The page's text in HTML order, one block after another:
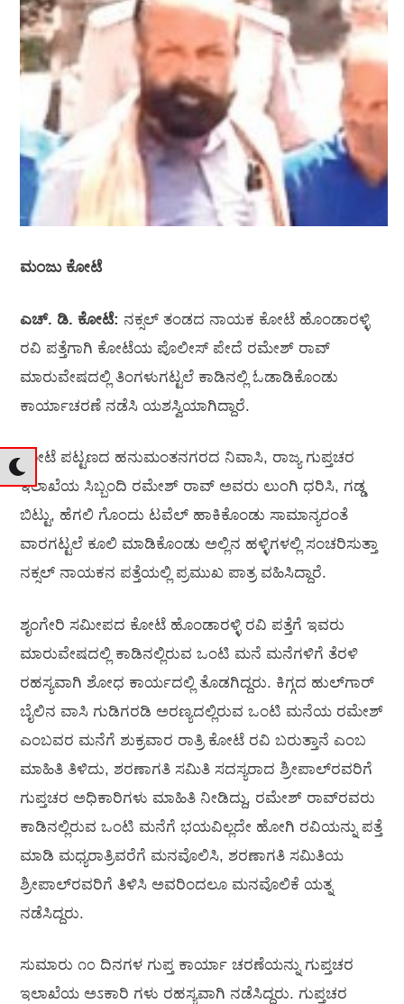
ಮಂಜು ಕೋಟೆ
ಎಚ್. ಡಿ. ಕೋಟೆ: ನಕ್ಸಲ್ ತಂಡದ ನಾಯಕ ಕೋಟೆ ಹೊಂಡಾರಳ್ಳಿ
ರವಿ ಪತ್ತೆಗಾಗಿ ಕೋಟೆಯ ಪೊಲೀಸ್ ಪೇದೆ ರಮೇಶ್ ರಾವ್
ಮಾರುವೇಷದಲ್ಲಿ ತಿಂಗಳುಗಟ್ಟಲೆ ಕಾಡಿನಲ್ಲಿ ಓಡಾಡಿಕೊಂಡು
ಕಾರ್ಯಾಚರಣೆ ನಡೆಸಿ ಯಶಸ್ವಿಯಾಗಿದ್ದಾರೆ.
ಕೋಟೆ ಪಟ್ಟಣದ ಹನುಮಂತನಗರದ ನಿವಾಸಿ, ರಾಜ್ಯ ಗುಪ್ತಚರ
ಇಲಾಖೆಯ ಸಿಬ್ಬಂದಿ ರಮೇಶ್ ರಾವ್ ಅವರು ಲುಂಗಿ ಧರಿಸಿ, ಗಡ್ಡ
ಬಿಟ್ಟು, ಹೆಗಲಿ ಗೊಂದು ಟವೆಲ್ ಹಾಕಿಕೊಂಡು ಸಾಮಾನ್ಯರಂತೆ
ವಾರಗಟ್ಟಲೆ ಕೂಲಿ ಮಾಡಿಕೊಂಡು ಅಲ್ಲಿನ ಹಳ್ಳಿಗಳಲ್ಲಿ ಸಂಚರಿಸುತ್ತಾ
ನಕ್ಸಲ್ ನಾಯಕನ ಪತ್ತೆಯಲ್ಲಿ ಪ್ರಮುಖ ಪಾತ್ರ ವಹಿಸಿದ್ದಾರೆ.
ಶೃಂಗೇರಿ ಸಮೀಪದ ಕೋಟೆ ಹೊಂಡಾರಳ್ಳಿ ರವಿ ಪತ್ತೆಗೆ ಇವರು
ಮಾರುವೇಷದಲ್ಲಿ ಕಾಡಿನಲ್ಲಿರುವ ಒಂಟಿ ಮನೆ ಮನೆಗಳಿಗೆ ತೆರಳಿ
ರಹಸ್ಯವಾಗಿ ಶೋಧ ಕಾರ್ಯದಲ್ಲಿ ತೊಡಗಿದ್ದರು. ಕಿಗ್ಗದ ಹುಲ್‌ಗಾರ್
ಬೈಲಿನ ವಾಸಿ ಗುಡಿಗರಡಿ ಅರಣ್ಯದಲ್ಲಿರುವ ಒಂಟಿ ಮನೆಯ ರಮೇಶ್
ಎಂಬವರ ಮನೆಗೆ ಶುಕ್ರವಾರ ರಾತ್ರಿ ಕೋಟೆ ರವಿ ಬರುತ್ತಾನೆ ಎಂಬ
ಮಾಹಿತಿ ತಿಳಿದು, ಶರಣಾಗತಿ ಸಮಿತಿ ಸದಸ್ಯರಾದ ಶ್ರೀಪಾಲ್‌ರವರಿಗೆ
ಗುಪ್ತಚರ ಅಧಿಕಾರಿಗಳು ಮಾಹಿತಿ ನೀಡಿದ್ದು, ರಮೇಶ್ ರಾವ್‌ರವರು
ಕಾಡಿನಲ್ಲಿರುವ ಒಂಟಿ ಮನೆಗೆ ಭಯವಿಲ್ಲದೇ ಹೋಗಿ ರವಿಯನ್ನು ಪತ್ತೆ
ಮಾಡಿ ಮಧ್ಯರಾತ್ರಿವರೆಗೆ ಮನವೊಲಿಸಿ, ಶರಣಾಗತಿ ಸಮಿತಿಯ
ಶ್ರೀಪಾಲ್‌ರವರಿಗೆ ತಿಳಿಸಿ ಅವರಿಂದಲೂ ಮನವೊಲಿಕೆ ಯತ್ನ
ನಡೆಸಿದ್ದರು.
ಸುಮಾರು ೧೦ ದಿನಗಳ ಗುಪ್ತ ಕಾರ್ಯಾ ಚರಣೆಯನ್ನು ಗುಪ್ತಚರ
ಇಲಾಖೆಯ ಅಽಕಾರಿ ಗಳು ರಹಸ್ಯವಾಗಿ ನಡೆಸಿದ್ದರು. ಗುಪ್ತಚರ